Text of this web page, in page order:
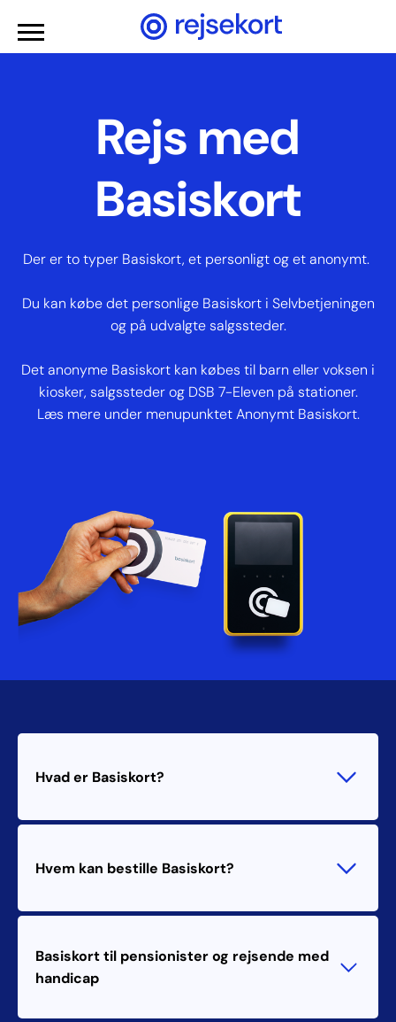
Gå til hovedindhold
Rejs med
Basiskort
Der er to typer Basiskort, et personligt og et anonymt.
Du kan købe det personlige Basiskort i Selvbetjeningen
og på udvalgte salgssteder.
Det anonyme Basiskort kan købes til barn eller voksen i
kiosker, salgssteder og DSB 7-Eleven på stationer.
Læs mere under menupunktet Anonymt Basiskort.
Hvad er Basiskort?
Hvem kan bestille Basiskort?
Basiskort til pensionister og rejsende med
handicap